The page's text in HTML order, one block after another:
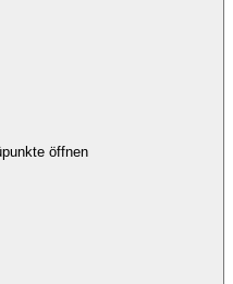
öffnen